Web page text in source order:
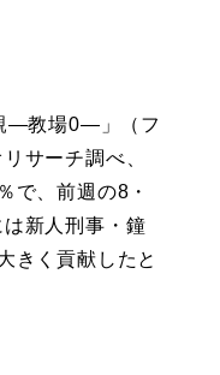
―教場0―」（フ
サーチ調べ、
で、前週の8・
新人刑事・鐘
きく貢献したと